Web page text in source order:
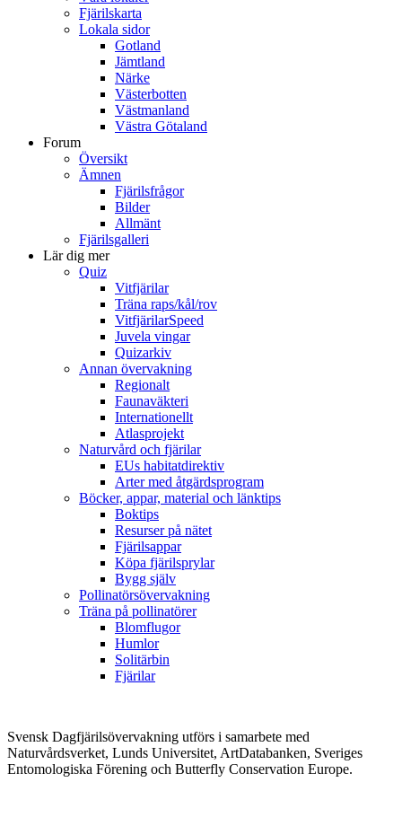
Fjärilskarta
Lokala sidor
Gotland
Jämtland
Närke
Västerbotten
Västmanland
Västra Götaland
Forum
Översikt
Ämnen
Fjärilsfrågor
Bilder
Allmänt
Fjärilsgalleri
Lär dig mer
Quiz
Vitfjärilar
Träna raps/kål/rov
VitfjärilarSpeed
Juvela vingar
Quizarkiv
Annan övervakning
Regionalt
Faunaväkteri
Internationellt
Atlasprojekt
Naturvård och fjärilar
EUs habitatdirektiv
Arter med åtgärdsprogram
Böcker, appar, material och länktips
Boktips
Resurser på nätet
Fjärilsappar
Köpa fjärilsprylar
Bygg själv
Pollinatörsövervakning
Träna på pollinatörer
Blomflugor
Humlor
Solitärbin
Fjärilar
Svensk Dagfjärilsövervakning utförs i samarbete med
Naturvårdsverket, Lunds Universitet, ArtDatabanken, Sveriges
Entomologiska Förening och Butterfly Conservation Europe.